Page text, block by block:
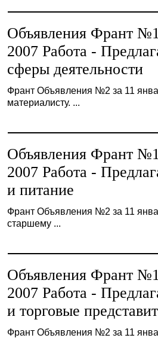
Объявления Франт
2007 Работа -
сферы деятельности
Франт Объявления №2 за 11
материалисту. ...
Объявления Франт
2007 Работа -
и питание
Франт Объявления №2 за 11
старшему ...
Объявления Франт
2007 Работа -
и торговые
Франт Объявления №2 за 11